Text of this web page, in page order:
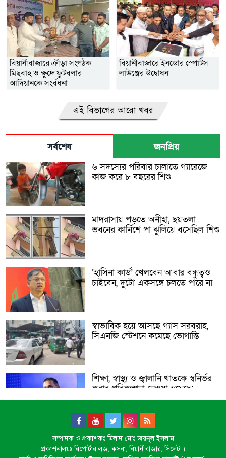
বিয়ানীবাজারে ক্রীড়া সংগঠক
মিছবাহ ও ক্ষুদে ফুটবলার
আদিয়ানকে সংর্বধনা
বিয়ানীবাজারে ইনডোর স্পোর্টস
লাউঞ্জের উদ্বোধন
এই বিভাগের আরো খবর
সর্বশেষ জনপ্রিয়
৬ সদস্যের পরিবার চালাতে গ্যারেজে
কাজ করে ৮ বছরের শিশু
মাদরাসায় পড়তে অনীহা, ছয়তলা
ভবনের কার্নিশে পা ঝুলিয়ে বসেছিল শিশু
‘হাসিনা কার্ড’ খেলবেন আবার বন্ধুত্বও
চাইবেন, দুটো একসঙ্গে চলতে পারে না
স্বাভাবিক হয়ে আসছে গ্যাস সরবরাহ,
সিএনজি স্টেশনে কমেছে ভোগান্তি
শিক্ষা, স্বাস্থ্য ও জ্বালানি খাতকে স্বনির্ভর
করার পরিকল্পনা নেওয়া হয়েছে:
প্রধানমন্ত্রী
ডিজিটাল দস্যুতা
সম্পাদক ও প্রকাশকঃ মিলাদ মোঃ জয়নুল ইসলাম
প্রকাশনালয়ঃ রিপোর্টার লজ, কসবা, বিয়ানীবাজার, সিলেট ।